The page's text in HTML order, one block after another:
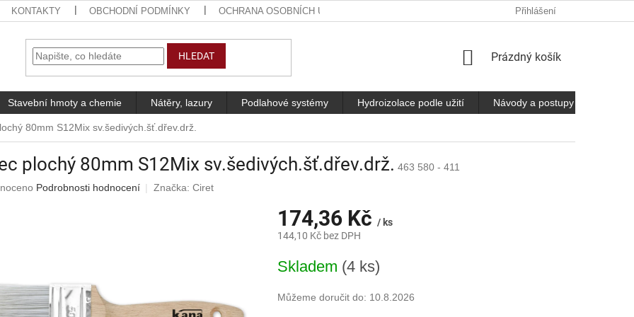
KONTAKTY OBCHODNÍ PODMÍNKY OCHRANA OSOBNÍCH ÚDAJŮ Přihlášení
HLEDAT
NÁKUPNÍ
Prázdný košík
Stavební hmoty a chemie Nátěry, lazury Podlahové systémy Hydroizolace podle užití Návody a postupy
80mm S12Mix sv.šedivých.šť.dřev.drž.
plochý 80mm S12Mix sv.šedivých.šť.dřev.drž. 463 580 - 411
Podrobnosti hodnocení Značka: Ciret
174,36 Kč / ks
144,10 Kč bez DPH
cena:
Skladem (4 ks)
Můžeme doručit do: 10.8.2026